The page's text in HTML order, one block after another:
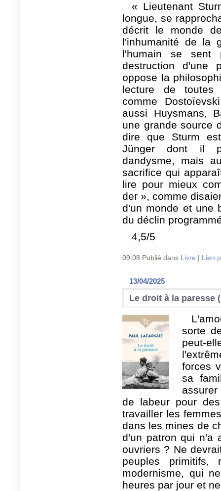
« Lieutenant
longue, se
décrit le monde
l'inhumanité de la
l'humain se sent
destruction d'une
oppose la
lecture de toutes
comme
aussi Huysmans,
une grande source
dire que Sturm
Jünger dont il
dandysme, mais
sacrifice qui
lire pour mieux
der », comme
d'un monde et une
du déclin
4,5/5
09:08 Publié dans Livre Lien
13/04/2025
Le droit à la paresse
sorte
peut-
forces
sa
de labeur pour
travailler les
dans les mines de
d'un patron qui n'a
ouvriers ? Ne
peuples
modernisme, qui
heures par jour et